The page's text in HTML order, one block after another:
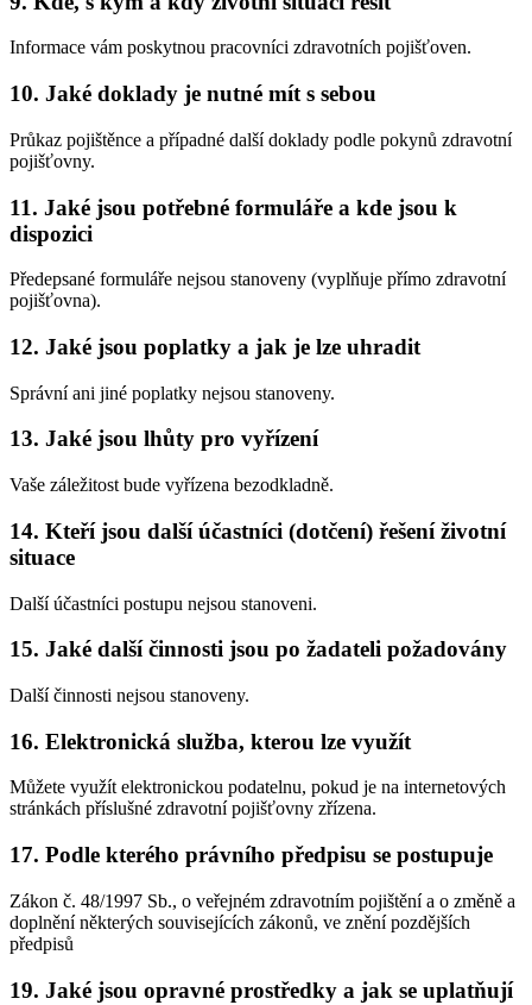
Informace vám poskytnou pracovníci zdravotních pojišťoven.
10. Jaké doklady je nutné mít s sebou
Průkaz pojištěnce a případné další doklady podle pokynů zdravotní
pojišťovny.
11. Jaké jsou potřebné formuláře a kde jsou k
dispozici
Předepsané formuláře nejsou stanoveny (vyplňuje přímo zdravotní
pojišťovna).
12. Jaké jsou poplatky a jak je lze uhradit
Správní ani jiné poplatky nejsou stanoveny.
13. Jaké jsou lhůty pro vyřízení
Vaše záležitost bude vyřízena bezodkladně.
14. Kteří jsou další účastníci (dotčení) řešení životní
situace
Další účastníci postupu nejsou stanoveni.
15. Jaké další činnosti jsou po žadateli požadovány
Další činnosti nejsou stanoveny.
16. Elektronická služba, kterou lze využít
Můžete využít elektronickou podatelnu, pokud je na internetových
stránkách příslušné zdravotní pojišťovny zřízena.
17. Podle kterého právního předpisu se postupuje
Zákon č. 48/1997 Sb., o veřejném zdravotním pojištění a o změně a
doplnění některých souvisejících zákonů, ve znění pozdějších
předpisů
19. Jaké jsou opravné prostředky a jak se uplatňují